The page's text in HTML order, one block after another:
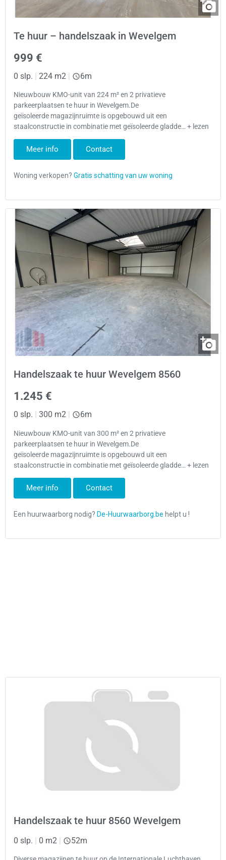
Te huur – handelszaak in Wevelgem
999 €
0 slp. | 224 m2 | 6m
Nieuwbouw KMO-unit van 224 m² en 2 privatieve
parkeerplaatsen te huur in Wevelgem.De
geïsoleerde magazijnruimte is opgebouwd uit een
staalconstructie in combinatie met geïsoleerde gladde… + lezen
Meer info Contact
Handelszaak te huur Wevelgem 8560
1.245 €
0 slp. 300 m2 6m
Nieuwbouw KMO-unit van 300 m² en 2 privatieve
parkeerplaatsen te huur in Wevelgem.De
geïsoleerde magazijnruimte is opgebouwd uit een
staalconstructie in combinatie met geïsoleerde gladde… + lezen
Meer info Contact
Handelszaak te huur 8560 Wevelgem
0 slp. | 0 m2 | 52m